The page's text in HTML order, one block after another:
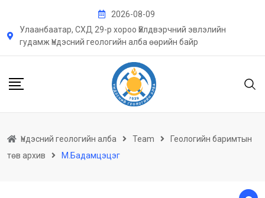
content
2026-08-09
Улаанбаатар, СХД 29-р хороо Үйлдвэрчний эвлэлийн
гудамж Үндэсний геологийн алба өөрийн байр
Үндэсний геологийн алба Team
Геологийн баримтын
төв архив
М.Бадамцэцэг